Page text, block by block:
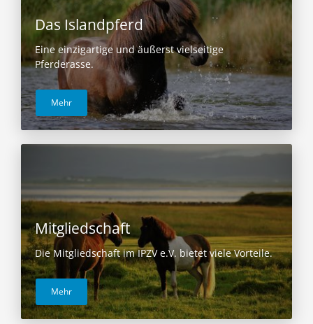
Das Islandpferd
Eine einzigartige und äußerst vielseitige
Pferderasse.
Mehr
Mitgliedschaft
Die Mitgliedschaft im IPZV e.V. bietet viele Vorteile.
Mehr